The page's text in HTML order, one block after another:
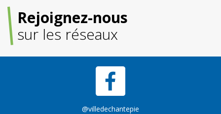
Rejoignez-nous
sur les réseaux
@villedechantepie